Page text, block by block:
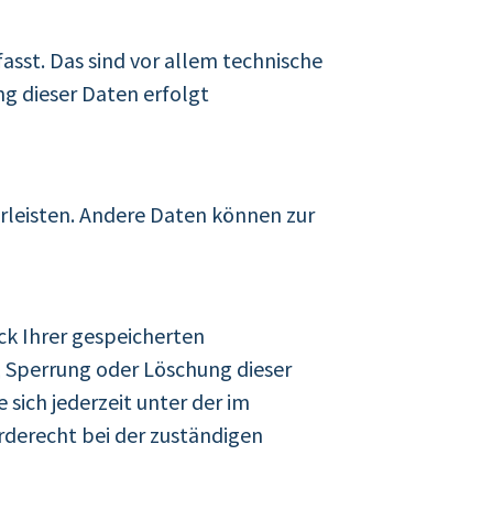
Das sind vor allem technische
dieser Daten erfolgt
Andere Daten können zur
Ihrer gespeicherten
oder Löschung dieser
sich jederzeit unter der im
bei der zuständigen